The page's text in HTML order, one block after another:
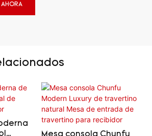
AHORA
Mesa consola Chunfu